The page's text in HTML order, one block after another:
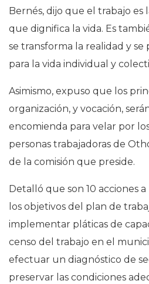
Bernés, dijo que el trabajo es
que dignifica la vida. Es
se transforma la realidad y
para la vida individual y
Asimismo, expuso que los
organización, y vocación,
encomienda para velar por
personas trabajadoras de
de la comisión que preside.
Detalló que son 10 acciones
los objetivos del plan de
implementar pláticas de
censo del trabajo en el
efectuar un diagnóstico de
preservar las condiciones